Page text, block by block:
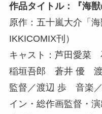
作品タイトル：『海獣
原作：五十嵐大介「
IKKICOMIX刊）
キャスト：芦田愛菜
稲垣吾郎 蒼井 優
監督／渡辺 歩 音楽
イン・総作画監督・